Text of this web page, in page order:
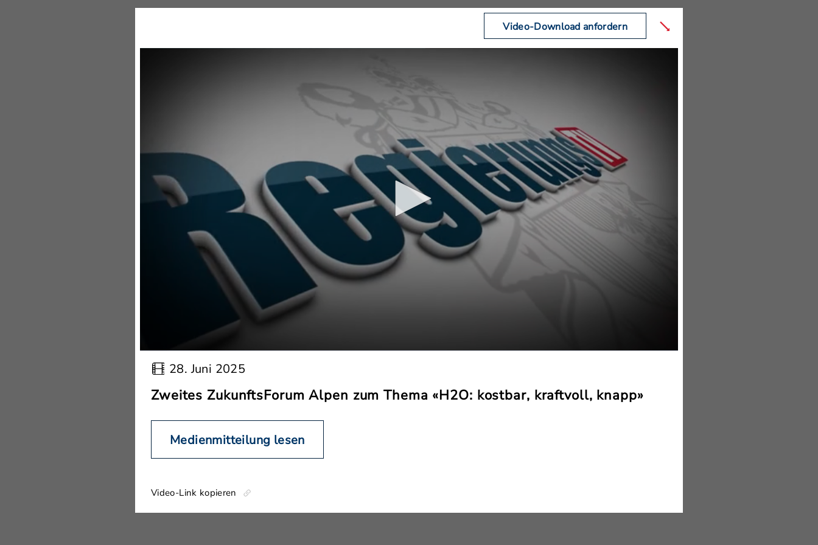
Video-Download anfordern
28. Juni 2025
Zweites ZukunftsForum Alpen zum Thema «H2O: kostbar, kraftvoll, knapp»
Medienmitteilung lesen
Video-Link kopieren